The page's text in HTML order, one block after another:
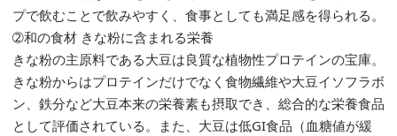
プで飲むことで飲みやすく、食事としても満足感を得られる。
➁和の食材 きな粉に含まれる栄養
きな粉の主原料である大豆は良質な植物性プロテインの宝庫。
きな粉からはプロテインだけでなく食物繊維や大豆イソフラボ
ン、鉄分など大豆本来の栄養素も摂取でき、総合的な栄養食品
として評価されている。また、大豆は低GI食品（血糖値が緩